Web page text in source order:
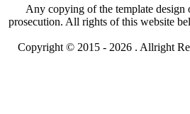
Any copying of the template design
prosecution. All rights of this website
Copyright © 2015 - 2026 . Allright